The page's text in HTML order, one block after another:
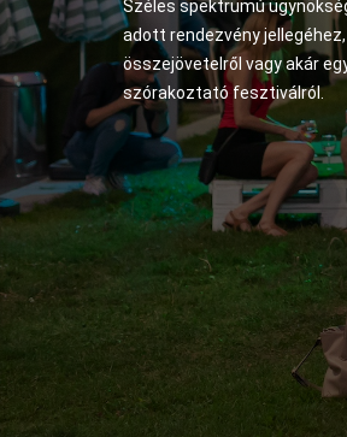
Széles spektrumú
adott rendezvény
összejövetelről vagy akár
szórakoztató fesztiválról.